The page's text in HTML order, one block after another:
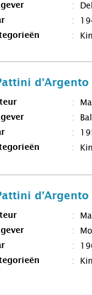
d'Argento
d'Argento